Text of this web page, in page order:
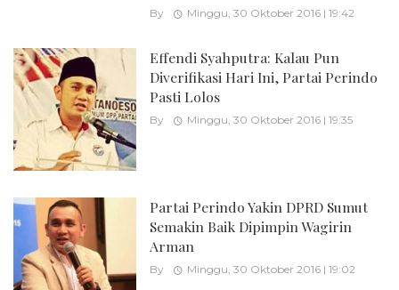
By Minggu, 30 Oktober 2016 | 19:42
Effendi Syahputra: Kalau Pun
Diverifikasi Hari Ini, Partai Perindo
Pasti Lolos
By Minggu, 30 Oktober 2016 | 19:35
Partai Perindo Yakin DPRD Sumut
Semakin Baik Dipimpin Wagirin
Arman
By Minggu, 30 Oktober 2016 | 19:02